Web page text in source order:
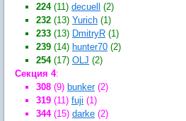
224(11) decuell
(2)
232 (13) Yurich (1)
233 (13) DmitryR (1)
239 (14) hunter70 (2)
254(17) OLJ (2)
Секция 4:
308 (9) bunker(2)
319 (11) fuji (1)
344(15) darke (2)